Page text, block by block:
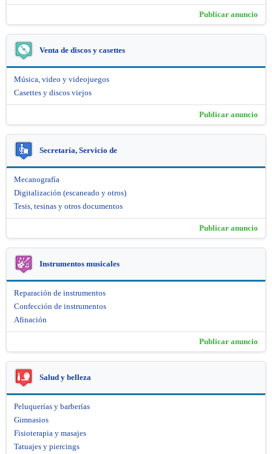
Publicar anuncio
Venta de discos y casettes
Música, video y videojuegos
Casettes y discos viejos
Publicar anuncio
Secretaría, Servicio de
Mecanografía
Digitalización (escaneado y otros)
Tesis, tesinas y otros documentos
Publicar anuncio
Instrumentos musicales
Reparación de instrumentos
Confección de instrumentos
Afinación
Publicar anuncio
Salud y belleza
Peluquerías y barberías
Gimnasios
Fisioterapia y masajes
Tatuajes y piercings